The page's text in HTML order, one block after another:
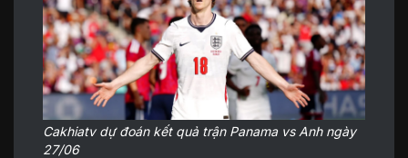
Cakhiatv dự đoán kết quả trận Panama vs Anh ngày
27/06